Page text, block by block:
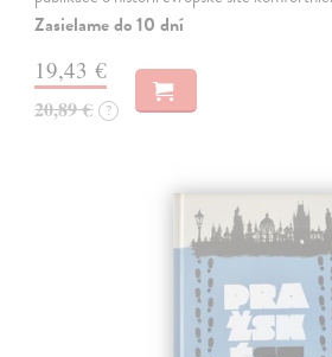
Zasielame do 10 dní
19,43 €
20,89 € ?